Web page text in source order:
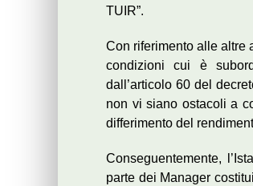
TUIR”.
Con riferimento alle altre
condizioni cui è
dall’articolo 60 del
non vi siano ostacoli a
differimento del
Conseguentemente,
parte dei Manager